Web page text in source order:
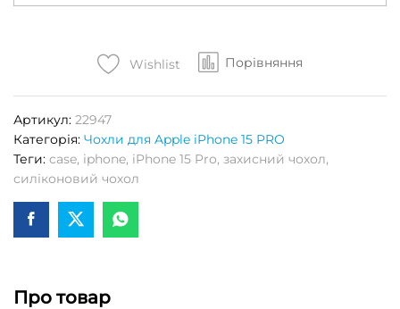
CASE
15
PRO
(Sky
blue)
Кількість
Wishlist Порівняння
Артикул: 22947
Категорія: Чохли для Apple iPhone 15 PRO
Теги: case, iphone, iPhone 15 Pro, захисний чохол,
силіконовий чохол
Про товар